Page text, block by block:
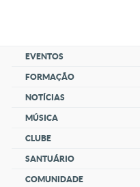
EVENTOS
FORMAÇÃO
NOTÍCIAS
MÚSICA
CLUBE
SANTUÁRIO
COMUNIDADE